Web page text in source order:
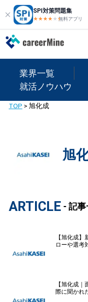
SPI対策問題集
★★★★ ★★
無料アプリ
業界一覧
就活ノウハウ
TOP >旭化成
旭
ARTICLE - 記
【旭化成
ローや選考
【旭化成
際に聞かれ